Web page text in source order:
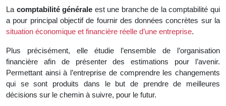
La comptabilité générale est une branche de la comptabilité qui
a pour principal objectif de fournir des données concrètes sur la
situation économique et financière réelle d’une entreprise.
Plus précisément, elle étudie l’ensemble de l’organisation
financière afin de présenter des estimations pour l’avenir.
Permettant ainsi à l’entreprise de comprendre les changements
qui se sont produits dans le but de prendre de meilleures
décisions sur le chemin à suivre, pour le futur.